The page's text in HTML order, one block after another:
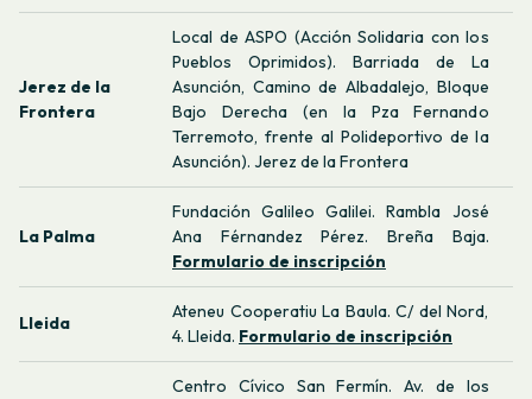
Jerez de la
Frontera
Local de ASPO (Acción Solidaria con los
Pueblos Oprimidos). Barriada de La
Asunción, Camino de Albadalejo, Bloque
Bajo Derecha (en la Pza Fernando
Terremoto, frente al Polideportivo de la
Asunción). Jerez de la Frontera
La Palma
Fundación Galileo Galilei. Rambla José
Ana Férnandez Pérez. Breña Baja.
Formulario de inscripción
Lleida
Ateneu Cooperatiu La Baula. C/ del Nord,
4. Lleida. Formulario de inscripción
Centro Cívico San Fermín. Av. de los